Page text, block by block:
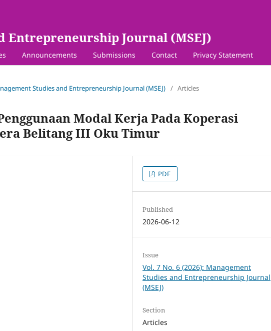
Entrepreneurship Journal (MSEJ)
Announcements Submissions Contact Privacy Statement
Studies and Entrepreneurship Journal (MSEJ) / Articles
Modal Kerja Pada Koperasi
Belitang III Oku Timur
PDF
Published
2026-06-12
Issue
Vol. 7 No. 6 (2026): Management
Studies and Entrepreneurship Journal
(MSEJ)
Section
Articles